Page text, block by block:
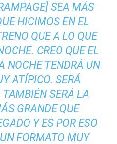
SEA MÁS
HICIMOS EN EL
QUE A LO QUE
CREO QUE EL
NOCHE TENDRÁ UN
ATÍPICO. SERÁ
TAMBIÉN SERÁ LA
GRANDE QUE
Y ES POR ESO
FORMATO MUY